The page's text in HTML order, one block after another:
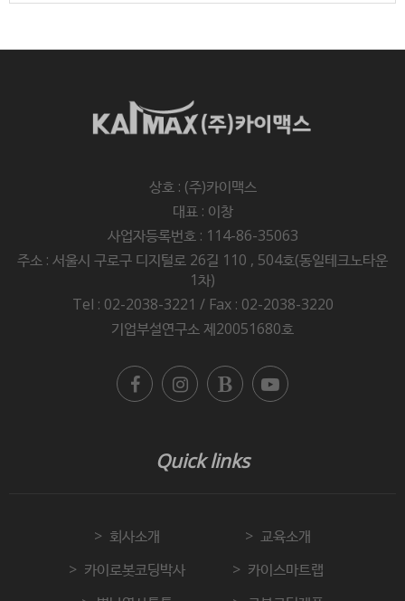
상호 : (주)카이맥스
대표 : 이창
사업자등록번호 : 114-86-35063
주소 : 서울시 구로구 디지털로 26길 110 , 504호(동일테크노타운
1차)
Tel : 02-2038-3221 / Fax : 02-2038-3220
기업부설연구소 제20051680호
Quick links
회사소개
교육소개
카이로봇코딩박사
카이스마트랩